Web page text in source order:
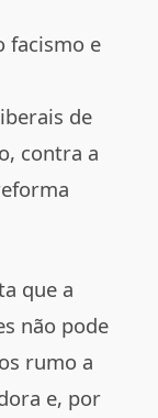
facismo e
de
contra a
que a
não pode
rumo a
e, por